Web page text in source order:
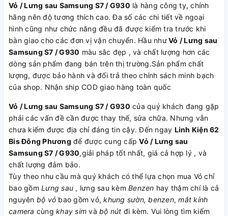
Vỏ / Lưng sau Samsung S7 / G930 là hàng công ty, chính
hãng nên độ tương thích cao. Đa số các chi tiết về ngoại
hình cũng như chức năng đều đã được kiểm tra trước khi
bàn giao cho các đơn vị vận chuyển. Hầu nhưVỏ / Lưng sau
Samsung S7 / G930 màu sắc đẹp , và chất lượng hơn các
dòng sản phẩm đang bán trên thị trường.Sản phẩm chất
lượng, được bảo hành và đổi trả theo chính sách minh bạch
của shop. Nhận ship COD giao hàng toàn quốc
Vỏ / Lưng sau Samsung S7 / G930 của quý khách đang gặp
phải các vấn đề cần được thay thế, sửa chữa. Nhưng vẫn
chưa kiếm được địa chỉ đáng tin cậy. Đến ngay Linh Kiện 62
Bis Đông Phương để được cung cấpVỏ / Lưng sau
Samsung S7 / G930,giải pháp tốt nhất, giá cả hợp lý , và
chất lượng đảm bảo.
Tùy theo nhu cầu mà quý khách có thể lựa chọn mua Vỏ chỉ
bao gồm Lưng sau , lưng sau kèm Benzen hay thậm chí là cả
nguyên bộ vỏ bao gồm vỏ,khung sườn, benzen,mắt kính
camera cùng khay sim và bộ nút đi kèm. Vui lòng tìm kiếm